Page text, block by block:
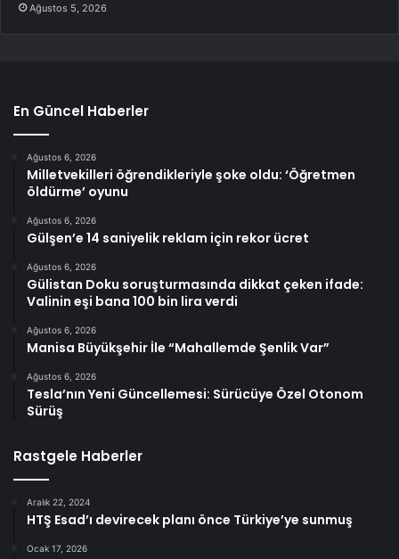
Ağustos 5, 2026
En Güncel Haberler
Ağustos 6, 2026
Milletvekilleri öğrendikleriyle şoke oldu: ‘Öğretmen
öldürme’ oyunu
Ağustos 6, 2026
Gülşen’e 14 saniyelik reklam için rekor ücret
Ağustos 6, 2026
Gülistan Doku soruşturmasında dikkat çeken ifade:
Valinin eşi bana 100 bin lira verdi
Ağustos 6, 2026
Manisa Büyükşehir İle “Mahallemde Şenlik Var”
Ağustos 6, 2026
Tesla’nın Yeni Güncellemesi: Sürücüye Özel Otonom
Sürüş
Rastgele Haberler
Aralık 22, 2024
HTŞ Esad’ı devirecek planı önce Türkiye’ye sunmuş
Ocak 17, 2026